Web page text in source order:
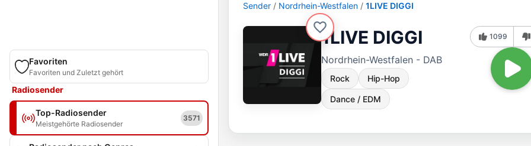
Favoriten
Favoriten und Zuletzt gehört
Radiosender
Top-Radiosender
Meistgehörte Radiosender
3571
Sender Nordrhein-Westfalen 1LIVE DIGGI
1LIVE DIGGI
Nordrhein-Westfalen - DAB
Rock Hip-Hop
Dance / EDM
1099